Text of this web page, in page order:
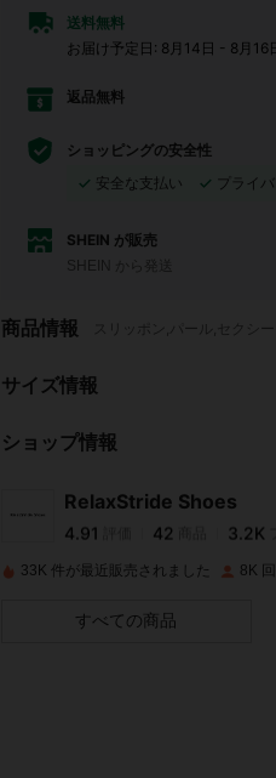
送料無料
お届け予定日: 8月14日 - 8月16
返品無料
ショッピングの安全性
安全な支払い
プライ
SHEIN が販売
SHEIN から発送
商品情報 スリッポン,パール,セクシー
サイズ情報
ショップ情報
RelaxStride Shoes
4.91
4.91 42 3.2K
は1日前 に購入し
33K 件が最近販売されました 8K
すべての商品